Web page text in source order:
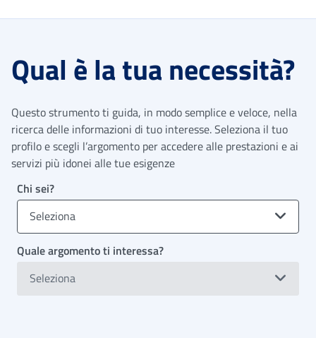
Qual è la tua necessità?
Questo strumento ti guida, in modo semplice e veloce, nella
ricerca delle informazioni di tuo interesse. Seleziona il tuo
profilo e scegli l’argomento per accedere alle prestazioni e ai
servizi più idonei alle tue esigenze
Chi sei?
Seleziona
Quale argomento ti interessa?
Seleziona